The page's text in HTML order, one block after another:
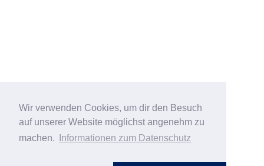
Wir verwenden Cookies, um dir den Besuch
auf unserer Website möglichst angenehm zu
machen.
Informationen zum Datenschutz